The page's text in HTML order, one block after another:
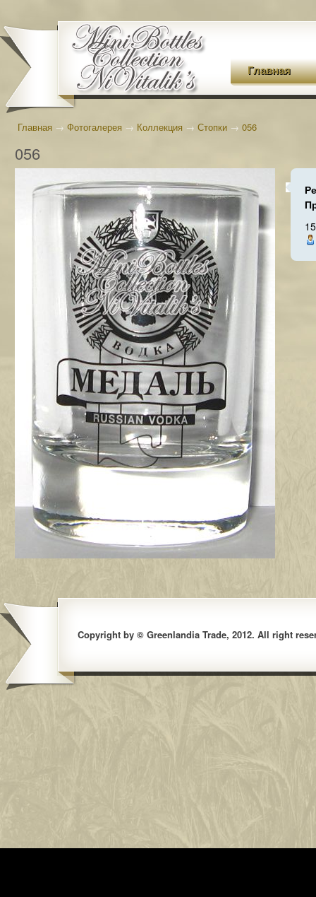
Главная
Главная → Фотогалерея → Коллекция → Стопки → 056
056
Copyright by © Greenlandia Trade, 2012. All right